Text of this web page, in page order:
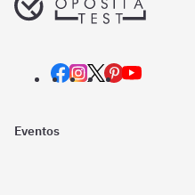
Eventos